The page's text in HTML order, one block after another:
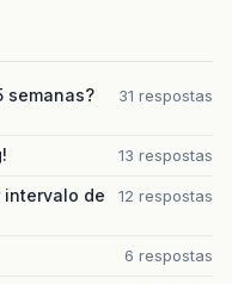
semanas?
31 respostas
13 respostas
intervalo de
12 respostas
6 respostas